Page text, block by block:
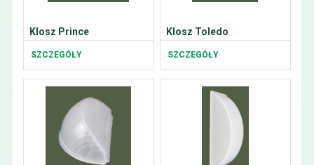
Klosz Prince
SZCZEGÓŁY
Klosz Toledo
SZCZEGÓŁY